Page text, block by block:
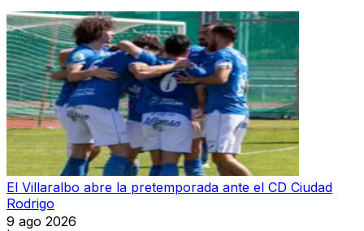
El Villaralbo abre la pretemporada ante el CD Ciudad
Rodrigo
9 ago 2026